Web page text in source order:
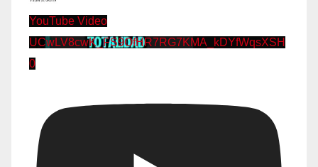
YouTube Video
UCwLV8cwK_FS9OfHR7RG7KMA_kDYfWqsXSH
0